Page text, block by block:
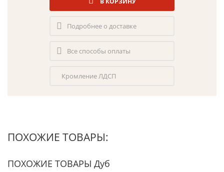
Подробнее о доставке
Все способы оплаты
Кромление ЛДСП
ПОХОЖИЕ ТОВАРЫ:
ПОХОЖИЕ ТОВАРЫ Дуб